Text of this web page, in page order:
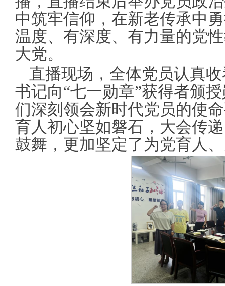
中筑牢信仰，在新老传承中
温度、有深度、有力量的党
大党。
直播现场，全体党员认真
书记向“七一勋章”获得者颁
们深刻领会新时代党员的使
育人初心坚如磐石，大会传
鼓舞，更加坚定了为党育人